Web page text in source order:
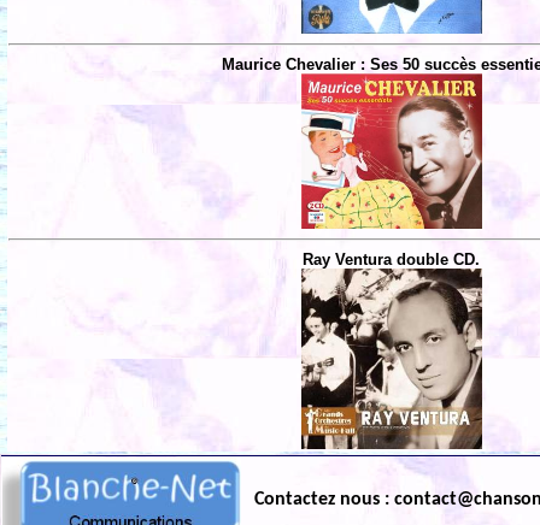
Maurice Chevalier : Ses 50 succès
Ray Ventura double CD.
Contactez nous :